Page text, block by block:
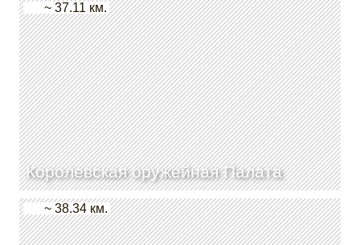
Королевская оружейная Палата
~ 37.11 км.
~ 38.34 км.